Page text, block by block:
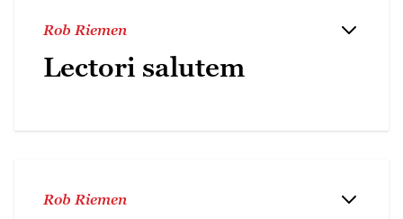
Rob Riemen
Lectori salutem
Rob Riemen